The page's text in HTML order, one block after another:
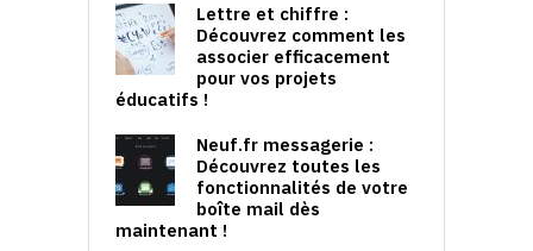
Lettre et chiffre :
Découvrez comment les
associer efficacement
pour vos projets
éducatifs !
Neuf.fr messagerie :
Découvrez toutes les
fonctionnalités de votre
boîte mail dès
maintenant !